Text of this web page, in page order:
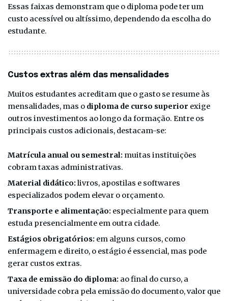
Essas faixas demonstram que o diploma pode ter um
custo acessível ou altíssimo, dependendo da escolha do
estudante.
Custos extras além das mensalidades
Muitos estudantes acreditam que o gasto se resume às
mensalidades, mas o diploma de curso superior exige
outros investimentos ao longo da formação. Entre os
principais custos adicionais, destacam-se:
Matrícula anual ou semestral: muitas instituições
cobram taxas administrativas.
Material didático:livros, apostilas e softwares
especializados podem elevar o orçamento.
Transporte e alimentação: especialmente para quem
estuda presencialmente em outra cidade.
Estágios obrigatórios: em alguns cursos, como
enfermagem e direito, o estágio é essencial, mas pode
gerar custos extras.
Taxa de emissão do diploma: ao final do curso, a
universidade cobra pela emissão do documento, valor que